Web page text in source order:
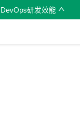
DevOps研发效能